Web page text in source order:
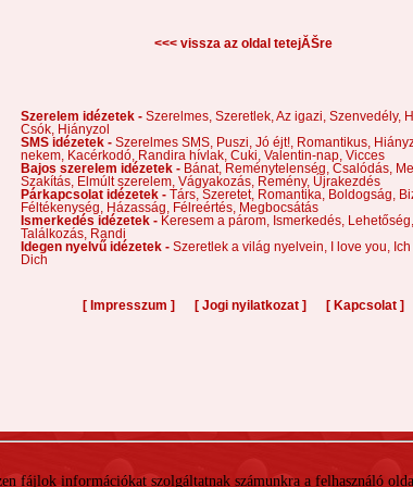
<<< vissza az oldal tetejĂŠre
Szerelem idézetek - Szerelmes, Szeretlek, Az igazi, Szenvedély,
Csók,
Hiányzol
SMS idézetek - Szerelmes SMS, Puszi, Jó éjt!, Romantikus,
nekem,
Kacérkodó, Randira hívlak, Cuki, Valentin-nap, Vicces
Bajos szerelem idézetek - Bánat, Reménytelenség, Csalódás,
Szakítás,
Elmúlt szerelem, Vágyakozás, Remény, Újrakezdés
Párkapcsolat idézetek - Társ, Szeretet, Romantika, Boldogság,
Féltékenység,
Házasság, Félreértés,
Megbocsátás
Ismerkedés idézetek - Keresem a párom, Ismerkedés,
Lehetőség,
Találkozás,
Randi
Idegen nyelvű idézetek - Szeretlek a világ nyelvein, I love you,
Dich
[ Impresszum ] [ Jogi nyilatkozat ] [ Kapcsolat ]
fájlok információkat szolgáltatnak számunkra a felhasználó